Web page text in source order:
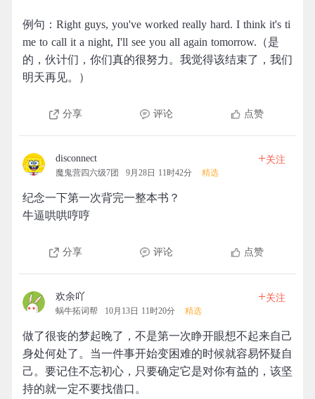
例句：Right guys, you've worked really hard. I think it's ti
me to call it a night, I'll see you all again tomorrow.（是
的，伙计们，你们真的很努力。我觉得该结束了，我们
明天再见。）
分享 评论 点赞
disconnect
魔鬼营四六级7团 9月28日 11时42分 精选
+关注
纪念一下第一次背完一整本书？
牛逼哄哄哼哼
分享 评论 点赞
欢余吖
蜗牛拓词帮 10月13日 11时20分 精选
+关注
做了很丧的梦起晚了，不是第一次睁开眼想不起来自己
身处何处了。当一件事开始变困难的时候就容易怀疑自
己。要记住不忘初心，只要确定它是对你有益的，该坚
持的就一定不要找借口。